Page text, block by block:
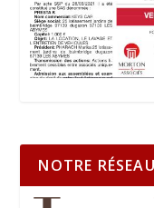
NOTRE RÉSEAU